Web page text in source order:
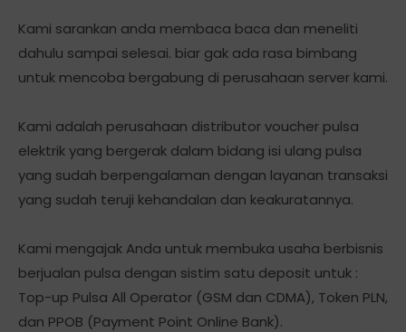
Kami sarankan anda membaca baca dan meneliti
dahulu sampai selesai. biar gak ada rasa bimbang
untuk mencoba bergabung di perusahaan server kami.
Kami adalah perusahaan distributor voucher pulsa
elektrik yang bergerak dalam bidang isi ulang pulsa
yang sudah berpengalaman dengan layanan transaksi
yang sudah teruji kehandalan dan keakuratannya.
Kami mengajak Anda untuk membuka usaha berbisnis
berjualan pulsa dengan sistim satu deposit untuk :
Top-up Pulsa All Operator (GSM dan CDMA), Token PLN,
dan PPOB (Payment Point Online Bank).